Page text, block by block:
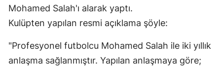
Mohamed Salah'ı alarak yaptı.
Kulüpten yapılan resmi açıklama şöyle:
"Profesyonel futbolcu Mohamed Salah ile iki yıllık
anlaşma sağlanmıştır. Yapılan anlaşmaya göre;